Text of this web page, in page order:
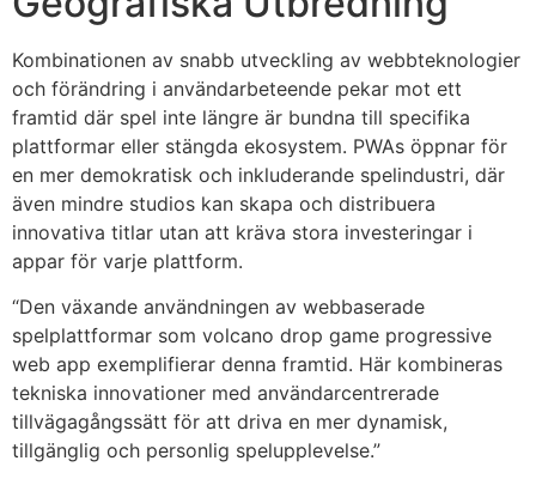
Kombinationen av snabb utveckling av webbteknologier
och förändring i användarbeteende pekar mot ett
framtid där spel inte längre är bundna till specifika
plattformar eller stängda ekosystem. PWAs öppnar för
en mer demokratisk och inkluderande spelindustri, där
även mindre studios kan skapa och distribuera
innovativa titlar utan att kräva stora investeringar i
appar för varje plattform.
“Den växande användningen av webbaserade
spelplattformar som volcano drop game progressive
web app exemplifierar denna framtid. Här kombineras
tekniska innovationer med användarcentrerade
tillvägagångssätt för att driva en mer dynamisk,
tillgänglig och personlig spelupplevelse.”